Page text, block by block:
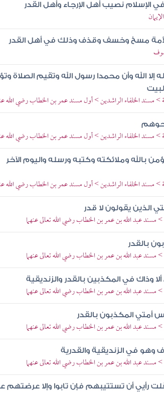
نصيب أهل الإرجاء وأهل القدر
مسخ وخسف وقذف وذلك في أهل القدر
إلا الله وأن محمدا رسول الله وتقيم الصلاة
> مسند الخلفاء الراشدين > أول مسند عمر بن الخطاب رضي الله
> مسند الخلفاء الراشدين > أول مسند عمر بن الخطاب رضي الله
بالله وملائكته وكتبه ورسله واليوم الآخر
> مسند الخلفاء الراشدين > أول مسند عمر بن الخطاب رضي الله
يقولون لا قدر
عبد الله بن عمر بن الخطاب رضي الله تعالى عنهما
بالقدر
عبد الله بن عمر بن الخطاب رضي الله تعالى عنهما
في المكذبين بالقدر والزنديقية
عبد الله بن عمر بن الخطاب رضي الله تعالى عنهما
المكذبون بالقدر
عبد الله بن عمر بن الخطاب رضي الله تعالى عنهما
في الزنديقية والقدرية
عبد الله بن عمر بن الخطاب رضي الله تعالى عنهما
رأيي أن تستتيبهم فإن تابوا وإلا عرضتهم